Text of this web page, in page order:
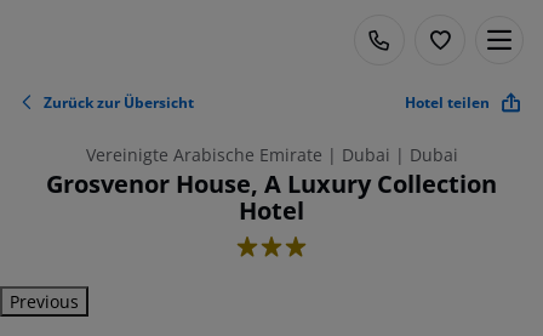
Zurück zur Übersicht Hotel teilen
Vereinigte Arabische Emirate | Dubai | Dubai
Grosvenor House, A Luxury Collection
Hotel
3
Previous